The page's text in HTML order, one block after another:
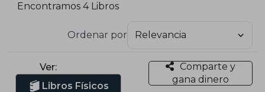
Encontramos 4 Libros
Ordenar por
Ver:
Libros Físicos
Comparte y
gana dinero